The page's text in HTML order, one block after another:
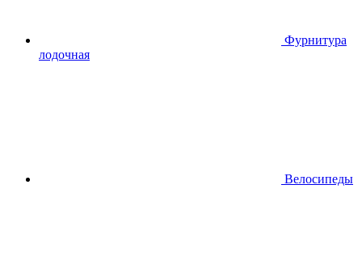
Фурнитура
лодочная
Велосипеды